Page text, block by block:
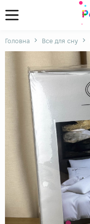
Головна Все для сну